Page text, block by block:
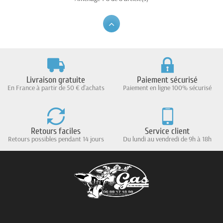
Livraison gratuite
En France à partir de 50 € d'achats
Paiement sécurisé
Paiement en ligne 100% sécurisé
Retours faciles
Retours possibles pendant 14 jours
Service client
Du lundi au vendredi de 9h à 18h